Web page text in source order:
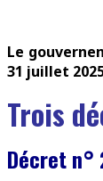
Le
31 juillet
Trois
Décret